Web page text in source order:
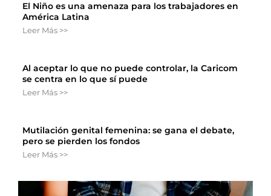
El Niño es una amenaza para los trabajadores en
América Latina
Leer Más >>
Al aceptar lo que no puede controlar, la Caricom
se centra en lo que sí puede
Leer Más >>
Mutilación genital femenina: se gana el debate,
pero se pierden los fondos
Leer Más >>